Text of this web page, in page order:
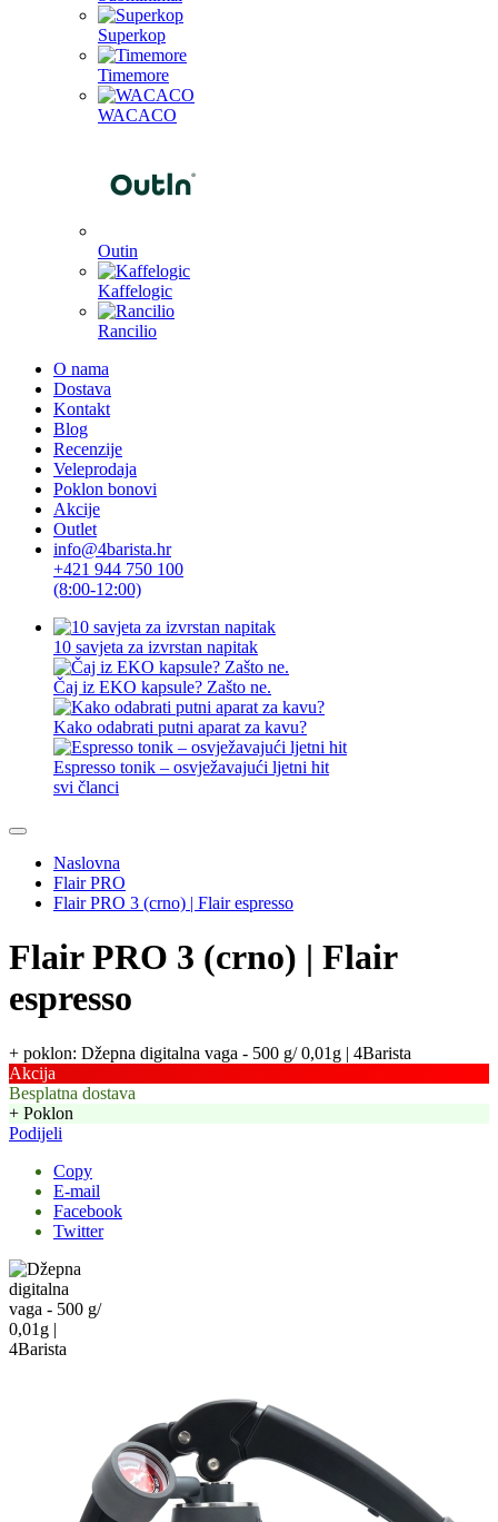
Superkop
Timemore
WACACO
Outin
Kaffelogic
Rancilio
O nama
Dostava
Kontakt
Blog
Recenzije
Veleprodaja
Poklon bonovi
Akcije
Outlet
info@4barista.hr
+421 944 750 100
(8:00-12:00)
10 savjeta za izvrstan napitak
Čaj iz EKO kapsule? Zašto ne.
Kako odabrati putni aparat za kavu?
Espresso tonik – osvježavajući ljetni hit
svi članci
Naslovna
Flair PRO
Flair PRO 3 (crno) | Flair espresso
Flair PRO 3 (crno) | Flair
espresso
+ poklon: Džepna digitalna vaga - 500 g/ 0,01g | 4Barista
Akcija
Besplatna dostava
+ Poklon
Podijeli
Copy
E-mail
Facebook
Twitter